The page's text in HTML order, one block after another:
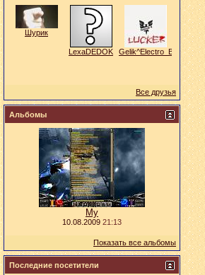
Шурик
LexaDEDOK Gelik^Electro_Bullets^
Все друзья
Альбомы
Му
10.08.2009 21:13
Показать все альбомы
Последние посетители